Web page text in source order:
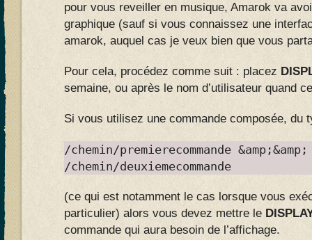
pour vous reveiller en musique, Amarok va
graphique (sauf si vous connaissez une
amarok, auquel cas je veux bien que vous
Pour cela, procédez comme suit : placez
semaine, ou après le nom d’utilisateur quand
Si vous utilisez une commande composée, du
/chemin/premierecommande &amp;&amp;
/chemin/deuxiemecommande
(ce qui est notamment le cas lorsque vous
particulier) alors vous devez mettre le
commande qui aura besoin de l’affichage.